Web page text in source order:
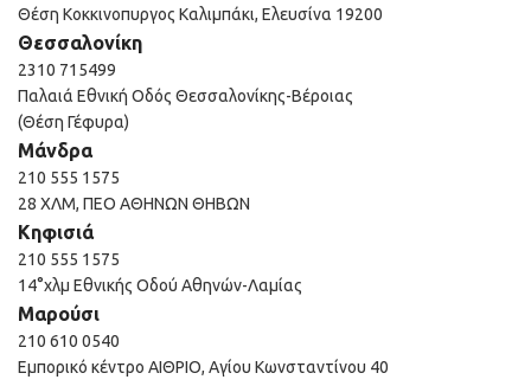
Θέση Κοκκινοπυργος Καλιμπάκι, Ελευσίνα 19200
Θεσσαλονίκη
2310 715499
Παλαιά Εθνική Οδός Θεσσαλονίκης-Βέροιας
(Θέση Γέφυρα)
Μάνδρα
210 555 1575
28 ΧΛΜ, ΠΕΟ ΑΘΗΝΩΝ ΘΗΒΩΝ
Κηφισιά
210 555 1575
14°χλμ Εθνικής Οδού Αθηνών-Λαμίας
Μαρούσι
210 610 0540
Εμπορικό κέντρο ΑΙΘΡΙΟ, Αγίου Κωνσταντίνου 40